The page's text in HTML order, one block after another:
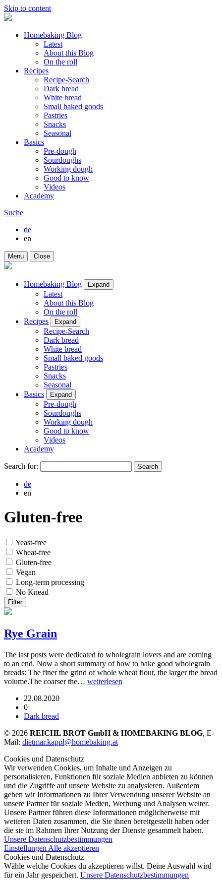
Skip to content
Homebaking Blog
Latest
About this Blog
On the roll
Recipes
Recipe-Search
Dark bread
White bread
Small baked goods
Pastries
Snacks
Seasonal
Basics
Pre-dough
Sourdoughs
Working dough
Good to know
Videos
Academy
Suche
de
en
Menu Close
Homebaking Blog Expand
Latest
About this Blog
On the roll
Recipes
Expand
Recipe-Search
Dark bread
White bread
Small baked goods
Pastries
Snacks
Seasonal
Basics
Expand
Pre-dough
Sourdoughs
Working dough
Good to know
Videos
Academy
Search for:
de
en
Gluten-free
Yeast-free
Wheat-free
Gluten-free
Vegan
Long-term processing
No Knead
Filter
Rye Grain
The last posts were dedicated to wholegrain lovers and are coming
to an end. Now a short summary of how to bake good wholegrain
breads: The finer the grind of whole wheat flour, the larger the bread
volume.The coarser the… weiterlesen
22.08.2020
0
Dark bread
© 2026 REICHL BROT GmbH & HOMEBAKING BLOG, E-
Mail: dietmar.kappl@homebaking.at
Cookies und Datenschutz
Wir verwenden Cookies, um Inhalte und Anzeigen zu
personalisieren, Funktionen für soziale Medien anbieten zu können
und die Zugriffe auf unsere Website zu analysieren. Außerdem
geben wir Informationen zu Ihrer Verwendung unserer Website an
unsere Partner für soziale Medien, Werbung und Analysen weiter.
Unsere Partner führen diese Informationen möglicherweise mit
weiteren Daten zusammen, die Sie ihnen bereitgestellt haben oder
die sie im Rahmen Ihrer Nutzung der Dienste gesammelt haben.
Unsere Datenschutzbestimmungen
Einstellungen Alle akzeptieren
Cookies und Datenschutz
Wähle welche Cookies du akzeptieren willst. Deine Auswahl wird
für ein Jahr gespeichert. Unsere Datenschutzbestimmungen